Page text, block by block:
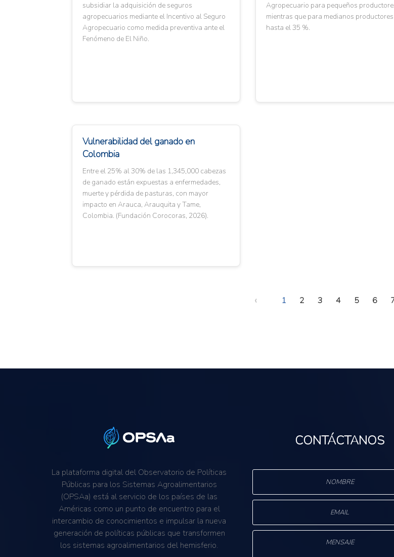
subsidiar la adquisición de seguros
agropecuarios mediante el Incentivo al Seguro
Agropecuario como medida preventiva ante el
Fenómeno de El Niño.
Agropecuario para pequeños
mientras que para medianos
hasta el 35 %.
Vulnerabilidad del ganado en
Colombia
Entre el 25% al 30% de las 1,345,000 cabezas
de ganado están expuestas a enfermedades,
muerte y pérdida de pasturas, con mayor
impacto en Arauca, Arauquita y Tame,
Colombia. (Fundación Corocoras, 2026).
‹ 1 2 3 4 5 6
La plataforma digital del Observatorio de Políticas
Públicas para los Sistemas Agroalimentarios
(OPSAa) está al servicio de los países de las
Américas como un punto de encuentro para el
intercambio de conocimientos e impulsar la nueva
generación de políticas públicas que transformen
los sistemas agroalimentarios del hemisferio.
CONTÁCTANOS